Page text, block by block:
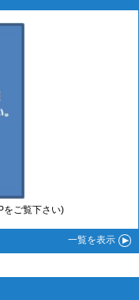
をご覧下さい)
一覧を表示